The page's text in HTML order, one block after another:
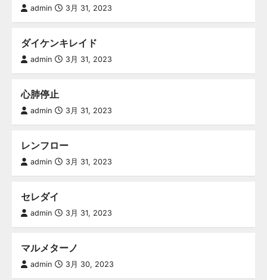
admin 3月 31, 2023
ダイケンキレイド
admin 3月 31, 2023
心肺停止
admin 3月 31, 2023
レンフロー
admin 3月 31, 2023
セレダイ
admin 3月 31, 2023
マルメターノ
admin 3月 30, 2023